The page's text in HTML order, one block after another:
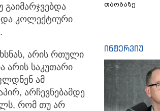
კოლექტიური
არის რთული
არის საკუთარი
ამ
არჩევნებამდე
რომ თუ არ
თაობაზე
ინტერვიუ